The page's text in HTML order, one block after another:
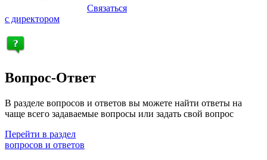
Связаться
с директором
Вопрос-Ответ
В разделе вопросов и ответов вы можете найти ответы на
чаще всего задаваемые вопросы или задать свой вопрос
Перейти в раздел
вопросов и ответов